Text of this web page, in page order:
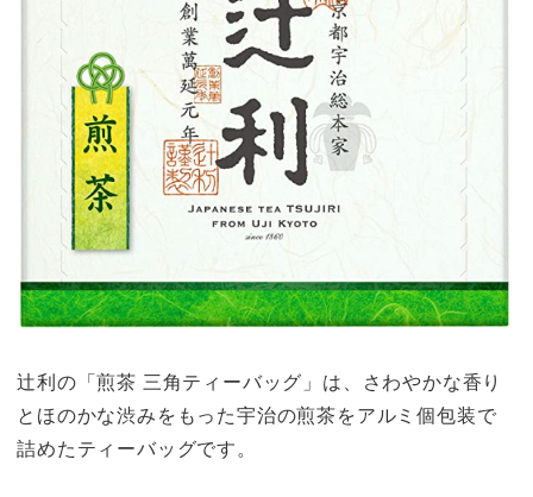
辻利の「煎茶 三角ティーバッグ」は、さわやかな香り
とほのかな渋みをもった宇治の煎茶をアルミ個包装で
詰めたティーバッグです。